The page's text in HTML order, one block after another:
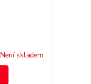
Není skladem